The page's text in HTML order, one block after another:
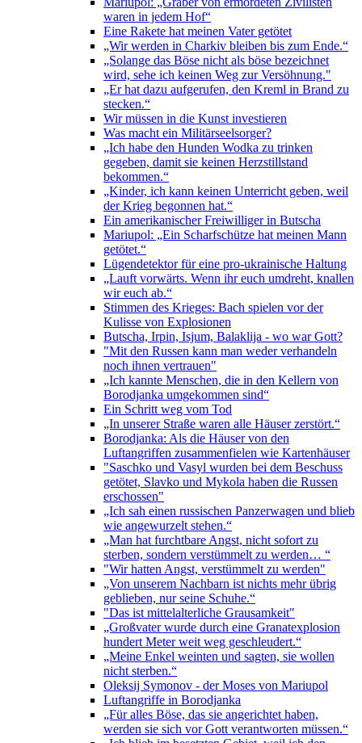
waren in jedem Hof“
Eine Rakete hat meinen Vater getötet
„Wir werden in Charkiv bleiben bis zum Ende.“
„Solange das Böse nicht als böse bezeichnet
wird, sehe ich keinen Weg zur Versöhnung."
„Er hat dazu aufgerufen, den Kreml in Brand zu
stecken.“
Wir müssen in die Kunst investieren
Was macht ein Militärseelsorger?
„Ich habe den Hunden Wodka zu trinken
gegeben, damit sie keinen Herzstillstand
bekommen.“
„Kinder, ich kann keinen Unterricht geben, weil
der Krieg begonnen hat.“
Ein amerikanischer Freiwilliger in Butscha
Mariupol: „Ein Scharfschütze hat meinen Mann
getötet.“
Lügendetektor für eine pro-ukrainische Haltung
„Lauft vorwärts. Wenn ihr euch umdreht, knallen
wir euch ab.“
Stimmen des Krieges: Bach spielen vor der
Kulisse von Explosionen
Butscha, Irpin, Isjum, Balaklija - wo war Gott?
"Mit den Russen kann man weder verhandeln
noch ihnen vertrauen"
„Ich kannte Menschen, die in den Kellern von
Borodjanka umgekommen sind“
Ein Schritt weg vom Tod
„In unserer Straße waren alle Häuser zerstört.“
Borodjanka: Als die Häuser von den
Luftangriffen zusammenfielen wie Kartenhäuser
"Saschko und Vasyl wurden bei dem Beschuss
getötet, Slavko und Mykola haben die Russen
erschossen"
„Ich sah einen russischen Panzerwagen und blieb
wie angewurzelt stehen.“
„Man hat furchtbare Angst, nicht sofort zu
sterben, sondern verstümmelt zu werden… “
"Wir hatten Angst, verstümmelt zu werden"
„Von unserem Nachbarn ist nichts mehr übrig
geblieben, nur seine Schuhe.“
"Das ist mittelalterliche Grausamkeit"
„Großvater wurde durch eine Granatexplosion
hundert Meter weit weg geschleudert.“
„Meine Enkel weinten und sagten, sie wollen
nicht sterben.“
Oleksij Symonov - der Moses von Mariupol
Luftangriffe in Borodjanka
„Für alles Böse, das sie angerichtet haben,
werden sie sich vor Gott verantworten müssen.“